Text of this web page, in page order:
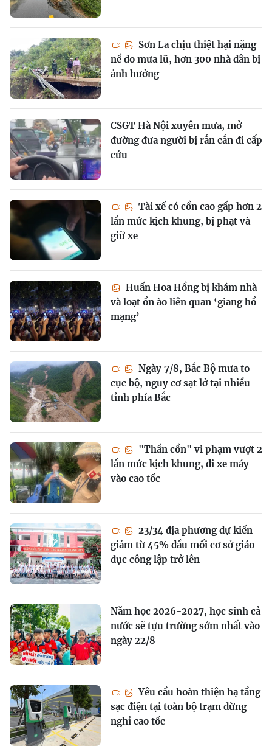
Sơn La chịu thiệt hại nặng
nề do mưa lũ, hơn 300 nhà dân bị
ảnh hưởng
CSGT Hà Nội xuyên mưa, mở
đường đưa người bị rắn cắn đi cấp
cứu
Tài xế có cồn cao gấp hơn 2
lần mức kịch khung, bị phạt và
giữ xe
Huấn Hoa Hồng bị khám nhà
và loạt ồn ào liên quan ‘giang hồ
mạng’
Ngày 7/8, Bắc Bộ mưa to
cục bộ, nguy cơ sạt lở tại nhiều
tỉnh phía Bắc
"Thần cồn" vi phạm vượt 2
lần mức kịch khung, đi xe máy
vào cao tốc
23/34 địa phương dự kiến
giảm từ 45% đầu mối cơ sở giáo
dục công lập trở lên
Năm học 2026-2027, học sinh cả
nước sẽ tựu trường sớm nhất vào
ngày 22/8
Yêu cầu hoàn thiện hạ tầng
sạc điện tại toàn bộ trạm dừng
nghỉ cao tốc